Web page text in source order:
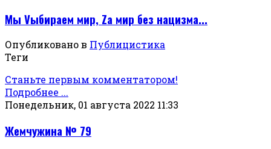
Мы Vыбираем мир, Za мир без нацизма...
Опубликовано в Публицистика
Теги
Станьте первым комментатором!
Подробнее ...
Понедельник, 01 августа 2022 11:33
Жемчужина № 79